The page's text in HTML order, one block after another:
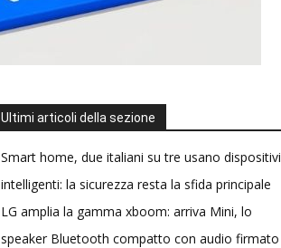
Ultimi articoli della sezione
Smart home, due italiani su tre usano dispositivi
intelligenti: la sicurezza resta la sfida principale
LG amplia la gamma xboom: arriva Mini, lo
speaker Bluetooth compatto con audio firmato